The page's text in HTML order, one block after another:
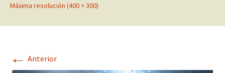
Máxima resolución (400 × 300)
← Anterior